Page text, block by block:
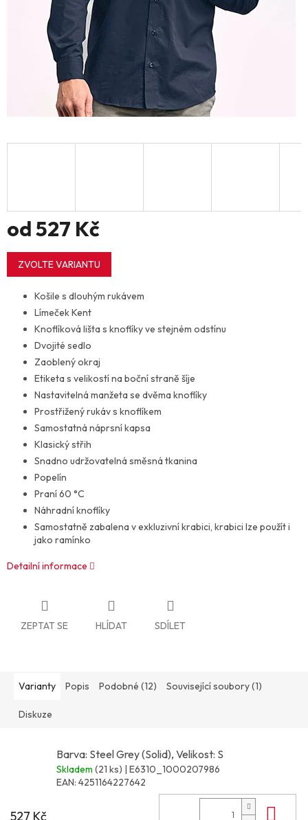
od527 Kč
Měrná
cena:
ZVOLTE VARIANTU
Košile s dlouhým rukávem
Límeček Kent
Knoflíková lišta s knoflíky ve stejném odstínu
Dvojité sedlo
Zaoblený okraj
Etiketa s velikostí na boční straně šíje
Nastavitelná manžeta se dvěma knoflíky
Prostřižený rukáv s knoflíkem
Samostatná náprsní kapsa
Klasický střih
Snadno udržovatelná směsná tkanina
Popelín
Praní 60 °C
Náhradní knoflíky
Samostatně zabalena v exkluzivní krabici, krabici lze použít i
jako ramínko
Detailní informace
ZEPTAT SE HLÍDAT SDÍLET
Varianty Popis Podobné (12) Související soubory (1)
Diskuze
Barva: Steel Grey (Solid), Velikost: S
Skladem (21 ks) | E6310_1000207986
EAN: 4251164227642
527 Kč